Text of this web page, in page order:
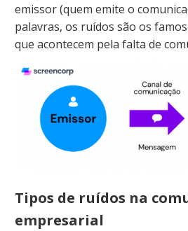
emissor (quem emite o
palavras, os ruídos são os
que acontecem pela falta de
Tipos de ruídos na
empresarial